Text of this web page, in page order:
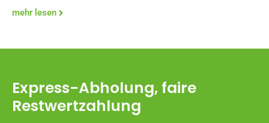
mehr lesen
Express-Abholung, faire
Restwertzahlung